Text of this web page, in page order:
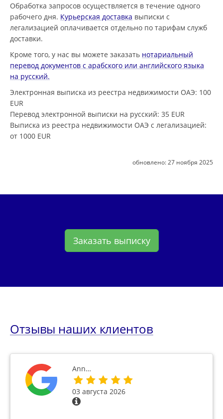
Обработка запросов осуществляется в течение одного
рабочего дня. Курьерская доставка выписки с
легализацией оплачивается отдельно по тарифам служб
доставки.
Кроме того, у нас вы можете заказать нотариальный
перевод документов с арабского или английского языка
на русский.
Электронная выписка из реестра недвижимости ОАЭ: 100
EUR
Перевод электронной выписки на русский: 35 EUR
Выписка из реестра недвижимости ОАЭ с легализацией:
от 1000 EUR
обновлено: 27 ноября 2025
Заказать выписку
Отзывы наших клиентов
Ann…
03 августа 2026